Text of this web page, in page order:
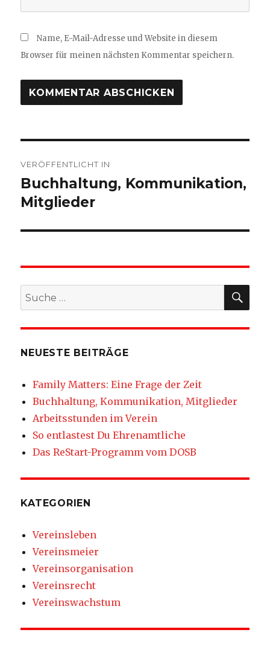
Name, E-Mail-Adresse und Website in diesem
Browser für meinen nächsten Kommentar speichern.
VERÖFFENTLICHT IN
Buchhaltung, Kommunikation,
Mitglieder
Suche
nach:
NEUESTE BEITRÄGE
Family Matters: Eine Frage der Zeit
Buchhaltung, Kommunikation, Mitglieder
Arbeitsstunden im Verein
So entlastest Du Ehrenamtliche
Das ReStart-Programm vom DOSB
KATEGORIEN
Vereinsleben
Vereinsmeier
Vereinsorganisation
Vereinsrecht
Vereinswachstum